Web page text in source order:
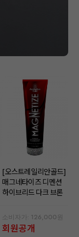
[오스트레일리안골드]
매그네타이즈 디멘션
하이브리드 다크 브론
소비자가: 126,000원
회원공개